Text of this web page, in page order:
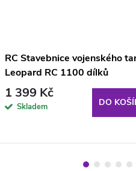
RC Stavebnice vojenského
Leopard RC 1100 dílků
1 399 Kč
Skladem DO